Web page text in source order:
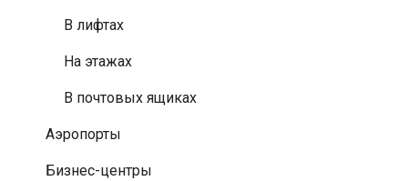
В лифтах
На этажах
В почтовых ящиках
Аэропорты
Бизнес-центры